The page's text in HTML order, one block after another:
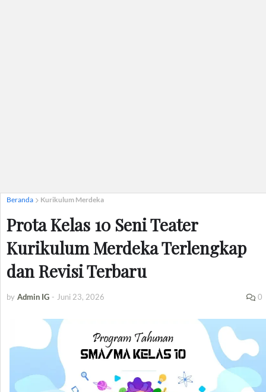
Beranda Kurikulum Merdeka
Prota Kelas 10 Seni Teater
Kurikulum Merdeka Terlengkap
dan Revisi Terbaru
by Admin IG - Juni 23, 2026 0